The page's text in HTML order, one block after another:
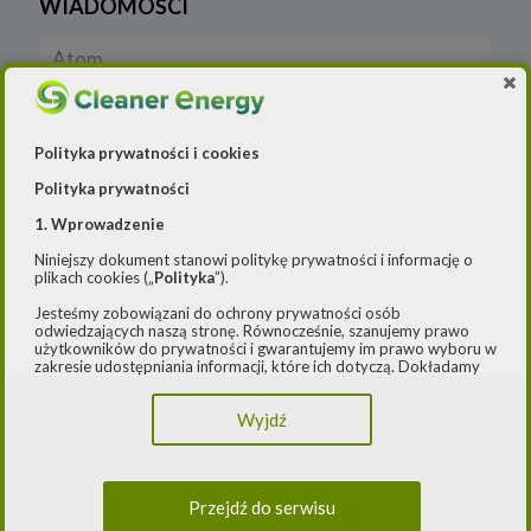
WIADOMOŚCI
Atom
Blog
Cleaner Energy
Czystsze powietrze
E-ŁADOWARKI 2
E-mapy
Polityka prywatności i cookies
Polityka prywatności
1. Wprowadzenie
Niniejszy dokument stanowi politykę prywatności i informację o
plikach cookies („Polityka”).
Jesteśmy zobowiązani do ochrony prywatności osób
odwiedzających naszą stronę. Równocześnie, szanujemy prawo
użytkowników do prywatności i gwarantujemy im prawo wyboru w
zakresie udostępniania informacji, które ich dotyczą. Dokładamy
przepisami, w szczególności rozporządzeniem Parlamentu
Europejskiego i Rady (UE) 2016/979 z dnia 27 kwietnia 2016 r. w
10 maja 2018 roku o ochronie danych osobowych („
Wyjdź
Przejdź do serwisu